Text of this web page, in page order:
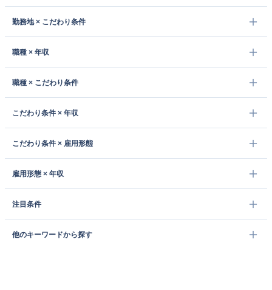
勤務地 × こだわり条件
職種 × 年収
職種 × こだわり条件
こだわり条件 × 年収
こだわり条件 × 雇用形態
雇用形態 × 年収
注目条件
他のキーワードから探す